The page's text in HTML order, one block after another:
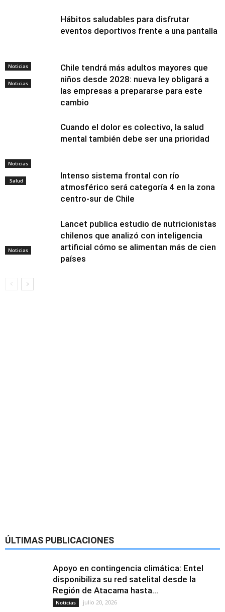
Noticias
Noticias
Hábitos saludables para disfrutar
eventos deportivos frente a una pantalla
Noticias
Chile tendrá más adultos mayores que
niños desde 2028: nueva ley obligará a
las empresas a prepararse para este
cambio
Salud
Cuando el dolor es colectivo, la salud
mental también debe ser una prioridad
Noticias
Intenso sistema frontal con río
atmosférico será categoría 4 en la zona
centro-sur de Chile
Lancet publica estudio de nutricionistas
chilenos que analizó con inteligencia
artificial cómo se alimentan más de cien
países
ÚLTIMAS PUBLICACIONES
Apoyo en contingencia climática: Entel
disponibiliza su red satelital desde la
Región de Atacama hasta...
Noticias julio 20, 2026